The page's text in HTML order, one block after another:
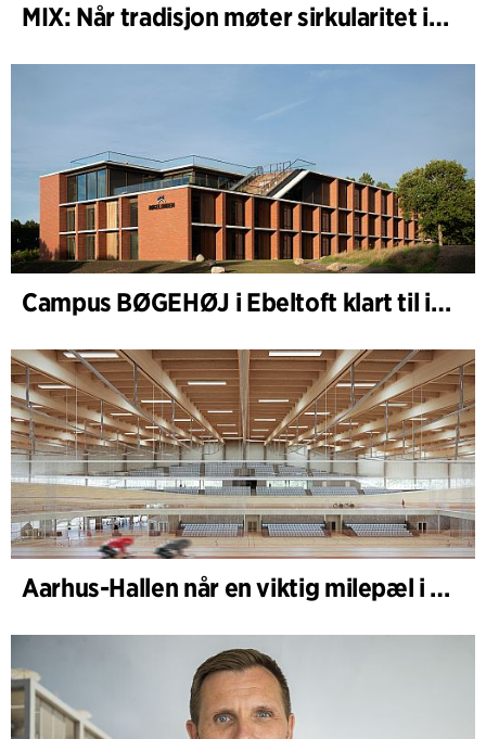
MIX: Når tradisjon møter sirkularitet i arkitekturen
Campus BØGEHØJ i Ebeltoft klart til innvielse: Unik trebygning ferdigstilt
Aarhus-Hallen når en viktig milepæl i den pågående skisseprosessen